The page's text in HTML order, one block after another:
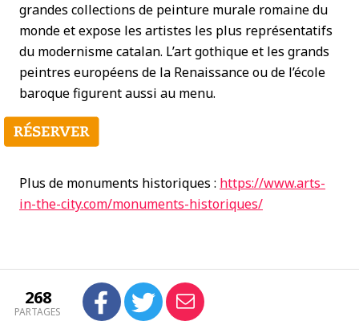
grandes collections de peinture murale romaine du
monde et expose les artistes les plus représentatifs
du modernisme catalan. L’art gothique et les grands
peintres européens de la Renaissance ou de l’école
baroque figurent aussi au menu.
Plus de monuments historiques : https://www.arts-
in-the-city.com/monuments-historiques/
268
PARTAGES